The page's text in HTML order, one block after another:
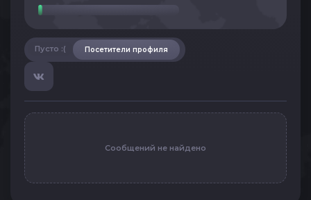
Посетители профиля
Пусто :(
Сообщений не найдено